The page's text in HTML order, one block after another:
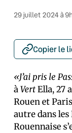
29 juillet 2024 à
Copier le
«J’ai pris le
àVertElla, 27
Rouen et
autre dans
Rouennaise